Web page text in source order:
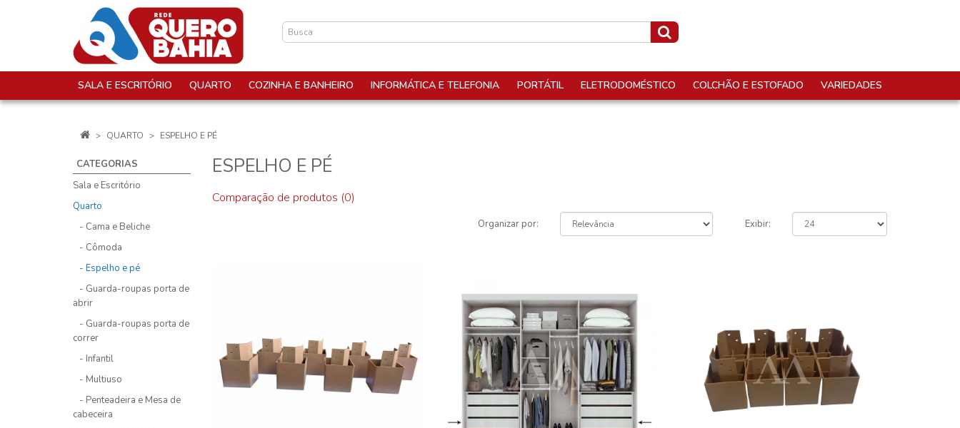
SALA E ESCRITÓRIO QUARTO COZINHA E BANHEIRO INFORMÁTICA E TELEFONIA PORTÁTIL ELETRODOMÉSTICO COLCHÃO E ESTOFADO VARIEDADES
QUARTO ESPELHO E PÉ
CATEGORIAS
Sala e Escritório
Quarto
- Cama e Beliche
- Cômoda
- Espelho e pé
- Guarda-roupas porta de
abrir
- Guarda-roupas porta de
correr
- Infantil
- Multiuso
- Penteadeira e Mesa de
cabeceira
ESPELHO E PÉ
Comparação de produtos (0)
Organizar por: Exibir: